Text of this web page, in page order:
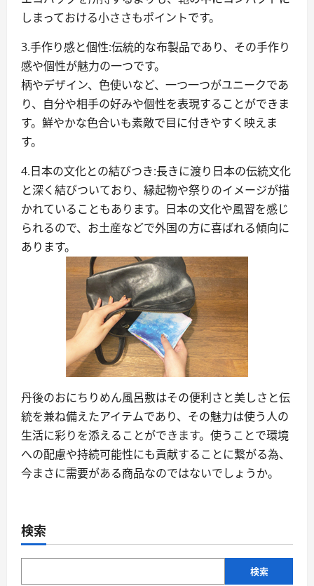
しまっておける小ささもポイントです。
3.手作り感と個性:伝統的な布製品であり、その手作り
感や個性が魅力の一つです。
柄やデザイン、色使いなど、一つ一つがユニークであ
り、自分や相手の好みや個性を表現することができま
す。鮮やかな色合いも素敵で目に付きやすく映えま
す。
4.日本の文化との結びつき:長きに渡り日本の伝統文化
と深く結びついており、縁起物や祭りのイメージが描
かれていることもあります。日本の文化や風習を感じ
られるので、お土産などで外国の方に喜ばれる傾向に
あります。
丹後のおにちりめん風呂敷はその便利さと美しさと伝
統を兼ね備えたアイテムであり、その魅力は使う人の
生活に彩りを添えることができます。使うことで環境
への配慮や持続可能性にも貢献することに繋がる為、
今まさに需要がある商品なのではないでしょうか。
検索
検索